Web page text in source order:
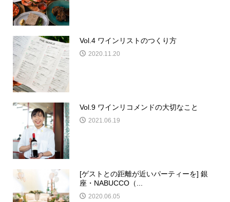
Vol.4 ワインリストのつくり方
2020.11.20
Vol.9 ワインリコメンドの大切なこと
2021.06.19
[ゲストとの距離が近いパーティーを] 銀
座・NABUCCO（...
2020.06.05